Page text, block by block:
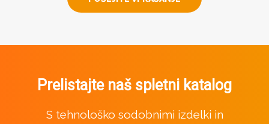
Prelistajte naš spletni katalog
S tehnološko sodobnimi izdelki in